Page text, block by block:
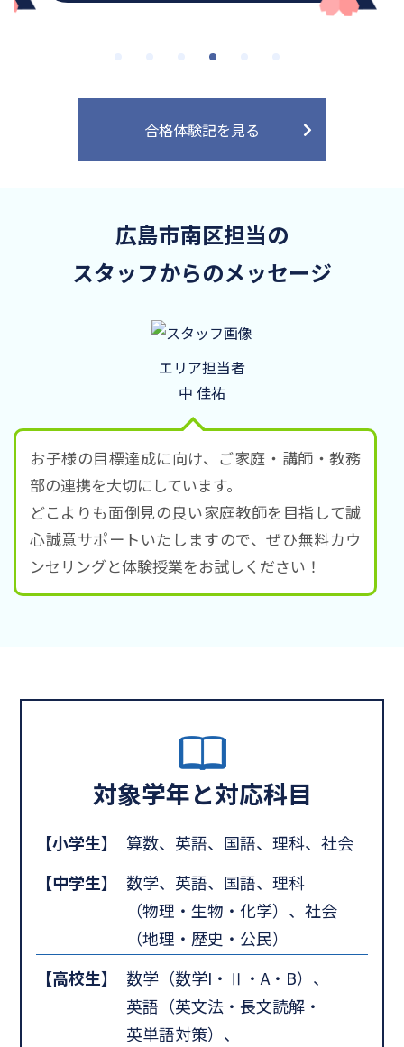
合格体験記を見る
広島市南区担当の
スタッフからのメッセージ
エリア担当者
中 佳祐
お子様の目標達成に向け、ご家庭・講師・教務
部の連携を大切にしています。
どこよりも面倒見の良い家庭教師を目指して誠
心誠意サポートいたしますので、ぜひ無料カウ
ンセリングと体験授業をお試しください！
対象学年と対応科目
【小学生】
算数、英語、国語、理科、社会
【中学生】
数学、英語、国語、理科
（物理・生物・化学）、社会
（地理・歴史・公民）
【高校生】
数学（数学I・Ⅱ・A・B）、
英語（英文法・長文読解・
英単語対策）、